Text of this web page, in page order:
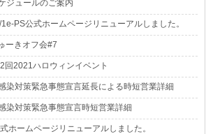
ジュールのご案内
PS公式ホームページリニューアルしました。
ーきオフ会#7
回2021ハロウィンイベント
染対策緊急事態宣言延長による時短営業詳細
染対策緊急事態宣言時短営業詳細
ホームページリニューアルしました。